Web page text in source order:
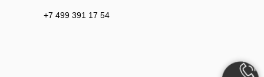
+7 499 391 17 54